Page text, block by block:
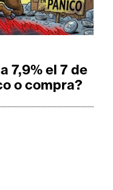
7,9% el 7 de
o compra?